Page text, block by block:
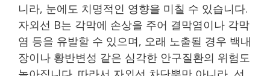
니라, 눈에도 치명적인 영향을 미칠 수 있습니다.
자외선 B는 각막에 손상을 주어 결막염이나 각막
염 등을 유발할 수 있으며, 오래 노출될 경우 백내
장이나 황반변성 같은 심각한 안구질환의 위험도